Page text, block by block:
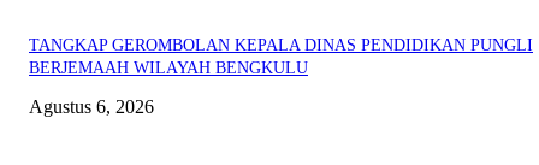
TANGKAP GEROMBOLAN KEPALA DINAS PENDIDIKAN PUNGLI
BERJEMAAH WILAYAH BENGKULU
Agustus 6, 2026